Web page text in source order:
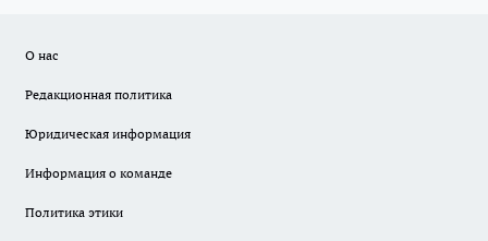
О нас
Редакционная политика
Юридическая информация
Информация о команде
Политика этики